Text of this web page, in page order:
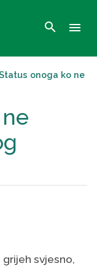
search menu
onoga ko ne
svjesno,